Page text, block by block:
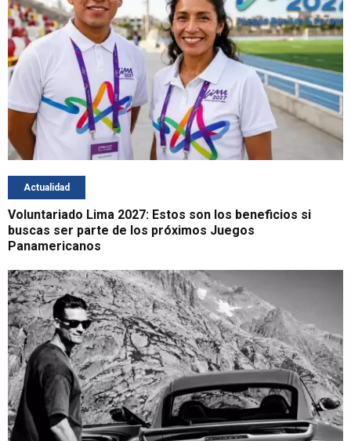
Actualidad
Voluntariado Lima 2027: Estos son los beneficios si
buscas ser parte de los próximos Juegos
Panamericanos